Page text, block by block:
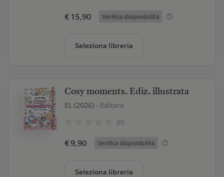
€ 15,90 Verifica disponibilità
Seleziona libreria
Cosy moments. Ediz. illustrata
EL (2026)- Editore
(0)
€ 9,90 Verifica disponibilità
Seleziona libreria